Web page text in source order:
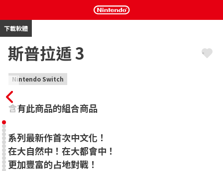
下載軟體
斯普拉遁 3
Nintendo Switch
含有此商品的組合商品
系列最新作首次中文化！
在大自然中！在大都會中！
更加豐富的占地對戰！